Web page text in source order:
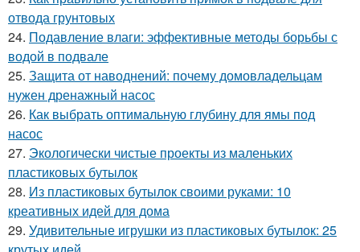
отвода грунтовых
24. Подавление влаги: эффективные методы борьбы с
водой в подвале
25. Защита от наводнений: почему домовладельцам
нужен дренажный насос
26. Как выбрать оптимальную глубину для ямы под
насос
27. Экологически чистые проекты из маленьких
пластиковых бутылок
28. Из пластиковых бутылок своими руками: 10
креативных идей для дома
29. Удивительные игрушки из пластиковых бутылок: 25